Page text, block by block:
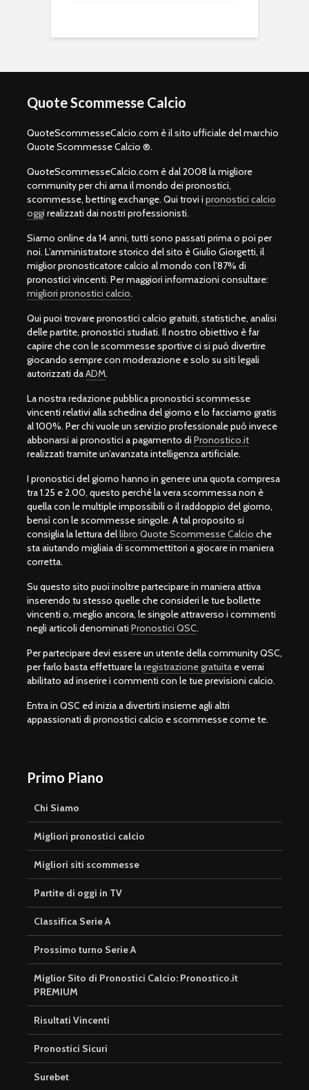
Quote Scommesse Calcio
QuoteScommesseCalcio.com è il sito ufficiale del marchio
Quote Scommesse Calcio ®.
QuoteScommesseCalcio.com è dal 2008 la migliore
community per chi ama il mondo dei pronostici,
scommesse, betting exchange. Qui trovi i pronostici calcio
oggi realizzati dai nostri professionisti.
Siamo online da 14 anni, tutti sono passati prima o poi per
noi. L’amministratore storico del sito è Giulio Giorgetti, il
miglior pronosticatore calcio al mondo con l’87% di
pronostici vincenti. Per maggiori informazioni consultare:
migliori pronostici calcio.
Qui puoi trovare pronostici calcio gratuiti, statistiche, analisi
delle partite, pronostici studiati. Il nostro obiettivo è far
capire che con le scommesse sportive ci si può divertire
giocando sempre con moderazione e solo su siti legali
autorizzati daADM.
La nostra redazione pubblica pronostici scommesse
vincenti relativi alla schedina del giorno e lo facciamo gratis
al 100%. Per chi vuole un servizio professionale può invece
abbonarsi ai pronostici a pagamento di Pronostico.it
realizzati tramite un’avanzata intelligenza artificiale.
I pronostici del giorno hanno in genere una quota compresa
tra 1.25 e 2.00, questo perché la vera scommessa non è
quella con le multiple impossibili o il raddoppio del giorno,
bensì con le scommesse singole. A tal proposito si
consiglia la lettura dellibro Quote Scommesse Calcio che
sta aiutando migliaia di scommettitori a giocare in maniera
corretta.
Su questo sito puoi inoltre partecipare in maniera attiva
inserendo tu stesso quelle che consideri le tue bollette
vincenti o, meglio ancora, le singole attraverso i commenti
negli articoli denominati Pronostici QSC.
Per partecipare devi essere un utente della community QSC,
per farlo basta effettuare laregistrazione gratuita e verrai
abilitato ad inserire i commenti con le tue previsioni calcio.
Entra in QSC ed inizia a divertirti insieme agli altri
appassionati di pronostici calcio e scommesse come te.
Primo Piano
Chi Siamo
Migliori pronostici calcio
Migliori siti scommesse
Partite di oggi in TV
Classifica Serie A
Prossimo turno Serie A
Miglior Sito di Pronostici Calcio: Pronostico.it
PREMIUM
Risultati Vincenti
Pronostici Sicuri
Surebet